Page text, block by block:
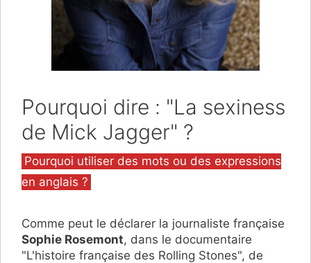
Pourquoi dire : "La sexiness
de Mick Jagger" ?
Catégories
Pourquoi utiliser des mots ou des expressions
en anglais ?
Comme peut le déclarer la journaliste française
Sophie Rosemont, dans le documentaire
"L'histoire française des Rolling Stones", de